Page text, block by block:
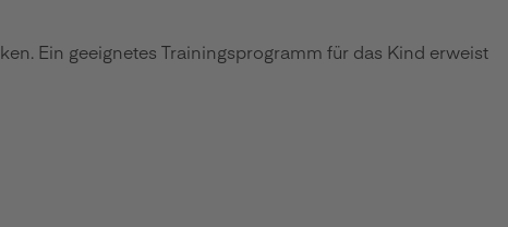
Ein geeignetes Trainingsprogramm für das Kind erweist